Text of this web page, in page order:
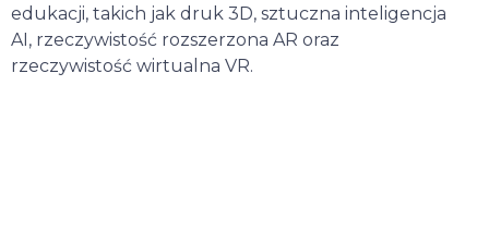
edukacji, takich jak druk 3D, sztuczna inteligencja
AI, rzeczywistość rozszerzona AR oraz
rzeczywistość wirtualna VR.